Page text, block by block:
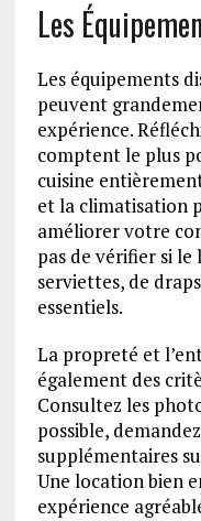
Les
Les équipements
peuvent
expérience.
comptent le plus
cuisine
et la climatisation
améliorer votre
pas de vérifier si le
serviettes, de
essentiels.
La propreté et
également des
Consultez les
possible,
supplémentaires
Une location bien
expérience